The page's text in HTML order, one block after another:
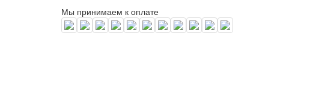
Мы принимаем к оплате